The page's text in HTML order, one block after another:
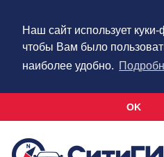
Наш сайт использует
чтобы Вам было
наиболее удобно.
OK